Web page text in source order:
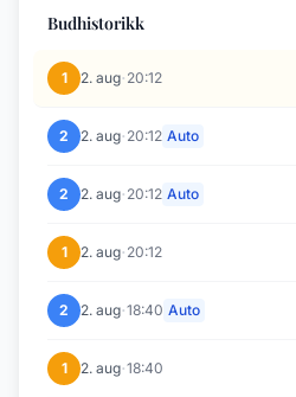
Budhistorikk
1 2. aug· 20:12
2 2. aug· 20:12 Auto
2 2. aug· 20:12 Auto
1 2. aug· 20:12
2 2. aug·18:40 Auto
1 2. aug·18:40